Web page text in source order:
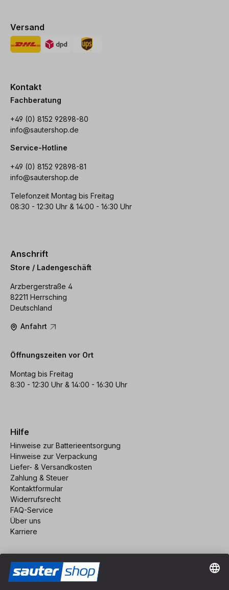
Versand
Kontakt
Fachberatung
+49 (0) 8152 92898-80
info@sautershop.de
Service-Hotline
+49 (0) 8152 92898-81
info@sautershop.de
Telefonzeit Montag bis Freitag
08:30 - 12:30 Uhr & 14:00 - 16:30 Uhr
Anschrift
Store / Ladengeschäft
Arzbergerstraße 4
82211 Herrsching
Deutschland
Anfahrt
Öffnungszeiten vor Ort
Montag bis Freitag
8:30 - 12:30 Uhr & 14:00 - 16:30 Uhr
Hilfe
Hinweise zur Batterieentsorgung
Hinweise zur Verpackung
Liefer- & Versandkosten
Zahlung & Steuer
Kontaktformular
Widerrufsrecht
FAQ-Service
Über uns
Karriere